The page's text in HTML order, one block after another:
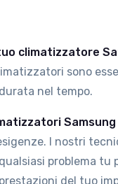
climatizzatore
sono
nel tempo.
Samsung
I nostri
problema
del tuo